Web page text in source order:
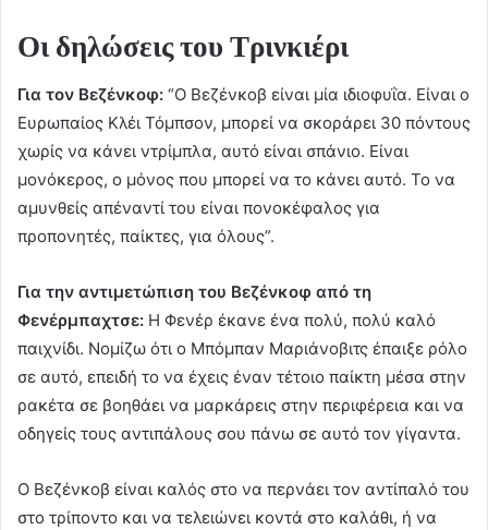
Οι δηλώσεις του Τρινκιέρι
Για τον Βεζένκοφ: “Ο Βεζένκοβ είναι μία ιδιοφυΐα. Είναι ο
Ευρωπαίος Κλέι Τόμπσον, μπορεί να σκοράρει 30 πόντους
χωρίς να κάνει ντρίμπλα, αυτό είναι σπάνιο. Είναι
μονόκερος, ο μόνος που μπορεί να το κάνει αυτό. Το να
αμυνθείς απέναντί του είναι πονοκέφαλος για
προπονητές, παίκτες, για όλους”.
Για την αντιμετώπιση του Βεζένκοφ από τη
Φενέρμπαχτσε: Η Φενέρ έκανε ένα πολύ, πολύ καλό
παιχνίδι. Νομίζω ότι ο Μπόμπαν Μαριάνοβιτς έπαιξε ρόλο
σε αυτό, επειδή το να έχεις έναν τέτοιο παίκτη μέσα στην
ρακέτα σε βοηθάει να μαρκάρεις στην περιφέρεια και να
οδηγείς τους αντιπάλους σου πάνω σε αυτό τον γίγαντα.
Ο Βεζένκοβ είναι καλός στο να περνάει τον αντίπαλό του
στο τρίποντο και να τελειώνει κοντά στο καλάθι, ή να